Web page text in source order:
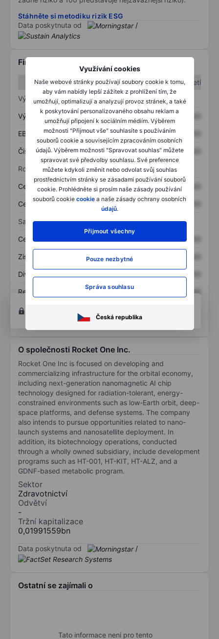
Využívání cookies
Naše webové stránky používají soubory cookie k tomu,
aby vám nabídly lepší zážitek z prohlížení tím, že
umožňují, optimalizují a analyzují provoz stránek, a také
k poskytování personalizovaného obsahu reklam a
umožňují připojení k sociálním médiím. Výběrem
možnosti "Přijmout vše" souhlasíte s používáním
souborů cookie a souvisejícím zpracováním osobních
údajů. Výběrem možnosti "Spravovat souhlas" můžete
spravovat své předvolby souhlasu. Své preference
můžete kdykoli změnit nebo odvolat svůj souhlas
prostřednictvím stránky se zásadami používání souborů
cookie. Prohlédněte si prosím naše zásady používání
souborů cookie cookie a naše zásady ochrany osobních
údajů.
Přijmout všechny
Pouze nezbytné
Správa souhlasu
Česká republika
Stáhněte si metodiku rizik ESG
Data poskytnuta od
/
Finanční informace
1. čtvrtletí
2. čtvrtletí
Výkaz zisku a ztráty
Výnos XXXXXXX XXXXXXX
EBITDA XXXXXXX XXXXXXX
Čistý příjem XXXXXXX XXXXXXX
Rozvaha
Celková aktiva XXXXXXX XXXXXXX
Celkový dluh XXXXXXX XXXXXXX
Sazby
Cena/tržby XXXXXXX
Zisk na akcii XXXXXXX
Dividenda na akcii
Rentabilita kapitálu XXXXXXX
XXXXXXX
Otevřete si účet
nástrojům pro grafy a analýzu.
O společnosti Rocket One Inc.
Rocket One Inc is focused on developing and
commercializing infrastructure for the orbital economy,
including next-generation nanomagnetic AI chip
technology designed for radiation-tolerant, energy-
constrained environments such as low-Earth orbit, deep-
space platforms, and defense systems. The company
also intends to pursue opportunities related to nano-
launch systems and nanosatellite deployment. In
addition, its biotechnology operations, conducted
through a wholly owned subsidiary, include development
programs such as HT-001, HT-KIT, HT-ALZ, and a
GDNF-based metabolic program.
Sektor
Zdravotnictví
Odvětví
-
Tržní kapitalizace
0,01991559bn
Data poskytnuta od /
Ostatní se zajímali o
Tato informace není pro tento